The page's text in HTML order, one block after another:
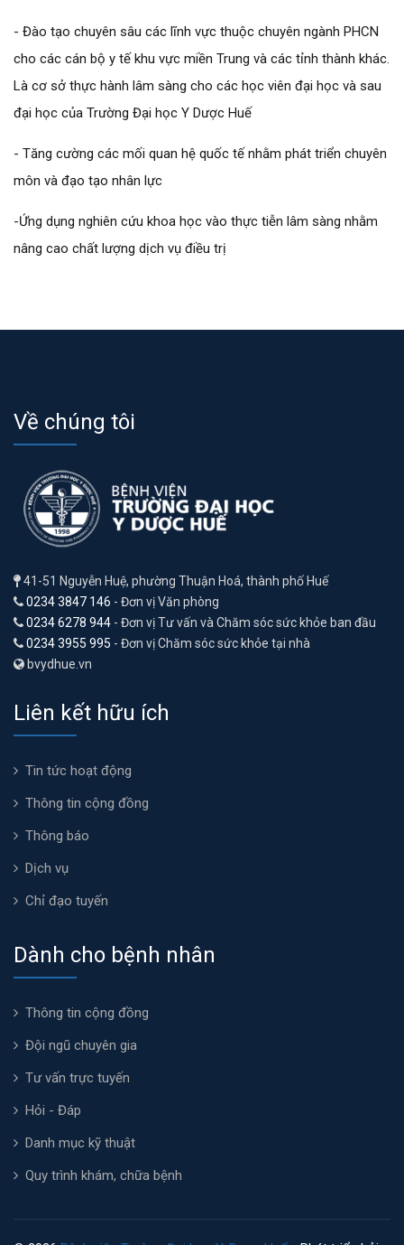
- Đào tạo chuyên sâu các lĩnh vực thuộc chuyên ngành PHCN
cho các cán bộ y tế khu vực miền Trung và các tỉnh thành khác.
Là cơ sở thực hành lâm sàng cho các học viên đại học và sau
đại học của Trường Đại học Y Dược Huế
- Tăng cường các mối quan hệ quốc tế nhằm phát triển chuyên
môn và đạo tạo nhân lực
-Ứng dụng nghiên cứu khoa học vào thực tiễn lâm sàng nhằm
nâng cao chất lượng dịch vụ điều trị
Về chúng tôi
41-51 Nguyễn Huệ, phường Thuận Hoá, thành phố Huế
0234 3847 146 - Đơn vị Văn phòng
0234 6278 944 - Đơn vị Tư vấn và Chăm sóc sức khỏe ban đầu
0234 3955 995 - Đơn vị Chăm sóc sức khỏe tại nhà
bvydhue.vn
Liên kết hữu ích
Tin tức hoạt động
Thông tin cộng đồng
Thông báo
Dịch vụ
Chỉ đạo tuyến
Dành cho bệnh nhân
Thông tin cộng đồng
Đội ngũ chuyên gia
Tư vấn trực tuyến
Hỏi - Đáp
Danh mục kỹ thuật
Quy trình khám, chữa bệnh